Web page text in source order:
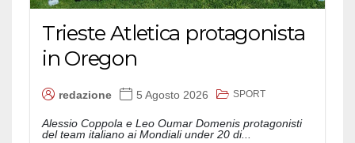
Trieste Atletica protagonista
in Oregon
redazione 5 Agosto 2026 SPORT
Alessio Coppola e Leo Oumar Domenis protagonisti
del team italiano ai Mondiali under 20 di...